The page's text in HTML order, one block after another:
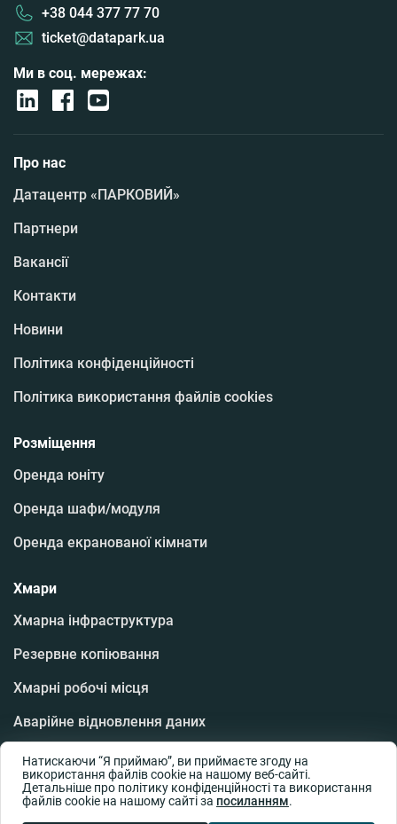
+38 044 377 77 70
ticket@datapark.ua
Ми в соц. мережах:
Про нас
Датацентр «ПАРКОВИЙ»
Партнери
Вакансії
Контакти
Новини
Політика конфіденційності
Політика використання файлів cookies
Розміщення
Оренда юніту
Оренда шафи/модуля
Оренда екранованої кімнати
Хмари
Хмарна інфраструктура
Резервне копіювання
Хмарні робочі місця
Аварійне відновлення даних
Програмне забезпечення
Хмарна база даних
Натискаючи “Я приймаю”, ви приймаєте згоду на
використання файлів cookie на нашому веб-сайті.
Детальніше про політику конфіденційності та використання
файлів cookie на нашому сайті за посиланням.